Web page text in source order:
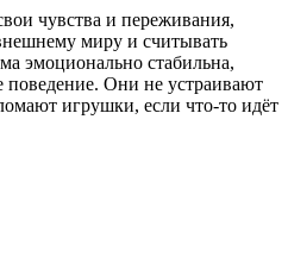
чувства и переживания,
миру и считывать
эмоционально стабильна,
поведение. Они не устраивают
игрушки, если что-то идёт